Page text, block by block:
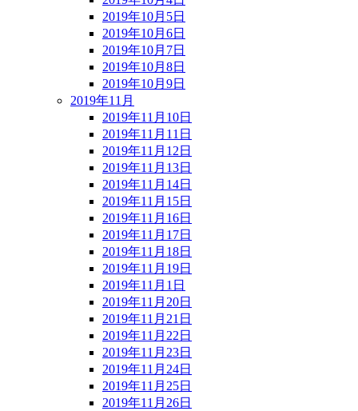
2019年10月5日
2019年10月6日
2019年10月7日
2019年10月8日
2019年10月9日
2019年11月
2019年11月10日
2019年11月11日
2019年11月12日
2019年11月13日
2019年11月14日
2019年11月15日
2019年11月16日
2019年11月17日
2019年11月18日
2019年11月19日
2019年11月1日
2019年11月20日
2019年11月21日
2019年11月22日
2019年11月23日
2019年11月24日
2019年11月25日
2019年11月26日